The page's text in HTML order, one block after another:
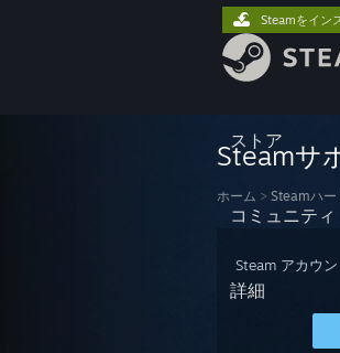
ストア
コミュニティ
詳細
Steamをイン
Steamサ
ホーム > Steamハー
Steam アカウ